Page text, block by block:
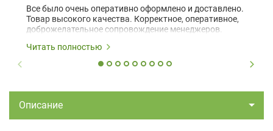
Все было очень оперативно оформлено и доставлено.
Товар высокого качества. Корректное, оперативное,
доброжелательное сопровождение менеджеров.
Читать полностью
Описание